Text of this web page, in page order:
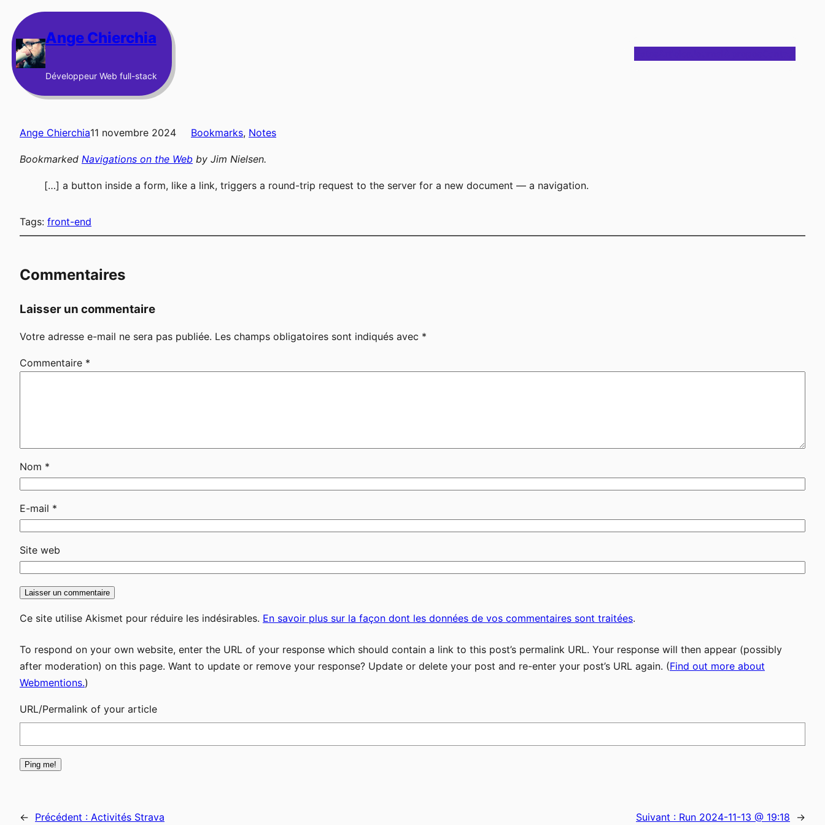
au
contenu Ange Chierchia
Développeur Web full-stack
Ange Chierchia11 novembre 2024 Bookmarks, Notes
Bookmarked Navigations on the Web by Jim Nielsen.
[…] a button inside a form, like a link, triggers a round-trip request to the server for a new document — a navigation.
Tags: front-end
Commentaires
Laisser un commentaire
Votre adresse e-mail ne sera pas publiée. Les champs obligatoires sont indiqués avec *
Commentaire *
Nom *
E-mail *
Site web
Ce site utilise Akismet pour réduire les indésirables. En savoir plus sur la façon dont les données de vos commentaires sont traitées.
To respond on your own website, enter the URL of your response which should contain a link to this post’s permalink URL. Your response will then appear (possibly
after moderation) on this page. Want to update or remove your response? Update or delete your post and re-enter your post’s URL again. (Find out more about
Webmentions.)
URL/Permalink of your article
← Précédent : Activités Strava Suivant : Run 2024-11-13 @ 19:18 →